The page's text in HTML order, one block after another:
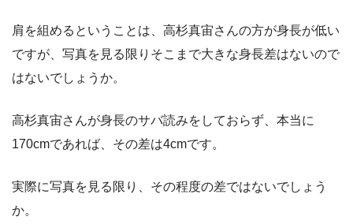
肩を組めるということは、高杉真宙さんの方が身長が低い
ですが、写真を見る限りそこまで大きな身長差はないので
はないでしょうか。
高杉真宙さんが身長のサバ読みをしておらず、本当に
170cmであれば、その差は4cmです。
実際に写真を見る限り、その程度の差ではないでしょう
か。